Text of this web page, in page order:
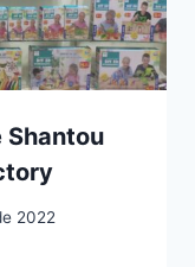
Shantou
2022